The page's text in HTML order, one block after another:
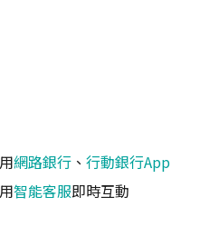
網路銀行 、 行動銀行App
智能客服即時互動